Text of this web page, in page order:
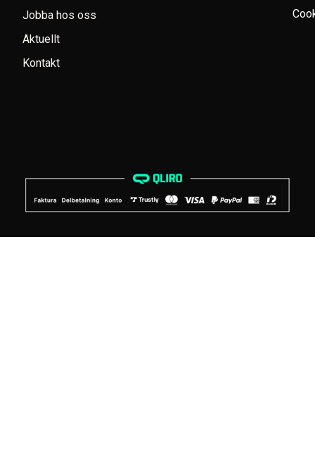
Jobba hos oss
Aktuellt
Kontakt